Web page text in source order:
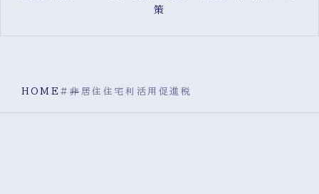
策
HOME #非居住住宅利活用促進税